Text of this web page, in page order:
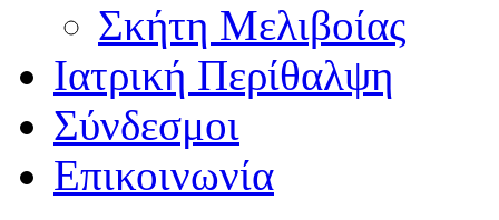
Σκήτη Μελιβοίας
Ιατρική Περίθαλψη
Σύνδεσμοι
Επικοινωνία